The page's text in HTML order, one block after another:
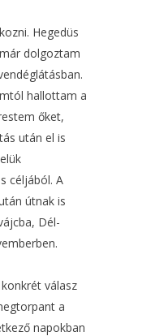
Hegedüs
dolgoztam
hallottam a
őket,
után el is
céljából. A
útnak is
Dél-
válasz
a
napokban